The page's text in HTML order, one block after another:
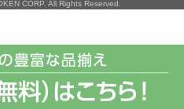
CORP. All Rights Reserved.